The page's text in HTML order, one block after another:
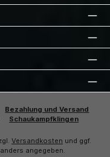
Bezahlung und Versand
Schaukampfklingen
Versandkosten und ggf.
angegeben.